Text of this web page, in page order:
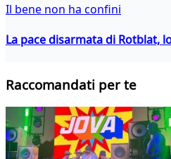
Il bene non ha confini
La pace disarmata di Rotblat,
Raccomandati per te